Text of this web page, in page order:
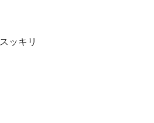
スッキリ